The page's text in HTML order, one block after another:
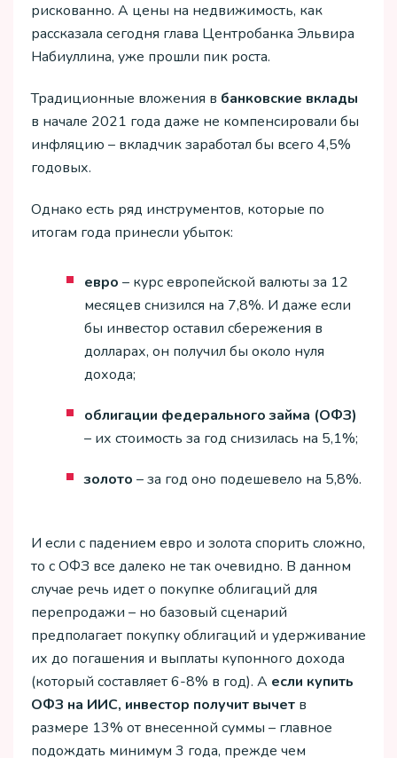
рискованно. А цены на недвижимость, как
рассказала сегодня глава Центробанка Эльвира
Набиуллина, уже прошли пик роста.
Традиционные вложения в банковские вклады
в начале 2021 года даже не компенсировали бы
инфляцию – вкладчик заработал бы всего 4,5%
годовых.
Однако есть ряд инструментов, которые по
итогам года принесли убыток:
евро – курс европейской валюты за 12
месяцев снизился на 7,8%. И даже если
бы инвестор оставил сбережения в
долларах, он получил бы около нуля
дохода;
облигации федерального займа (ОФЗ)
– их стоимость за год снизилась на 5,1%;
золото – за год оно подешевело на 5,8%.
И если с падением евро и золота спорить сложно,
то с ОФЗ все далеко не так очевидно. В данном
случае речь идет о покупке облигаций для
перепродажи – но базовый сценарий
предполагает покупку облигаций и удерживание
их до погашения и выплаты купонного дохода
(который составляет 6-8% в год). А если купить
ОФЗ на ИИС, инвестор получит вычет в
размере 13% от внесенной суммы – главное
подождать минимум 3 года, прежде чем